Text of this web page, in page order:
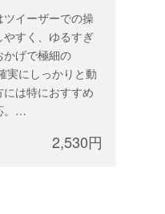
イーザーでの操
すく、ゆるすぎ
かげで極細の
実にしっかりと動
は特におすすめ
または 9-13mm
2,530円